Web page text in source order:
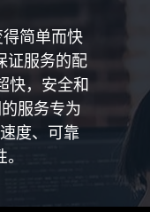
简单而快
证服务的配
快，安全和
服务专为
度、可靠